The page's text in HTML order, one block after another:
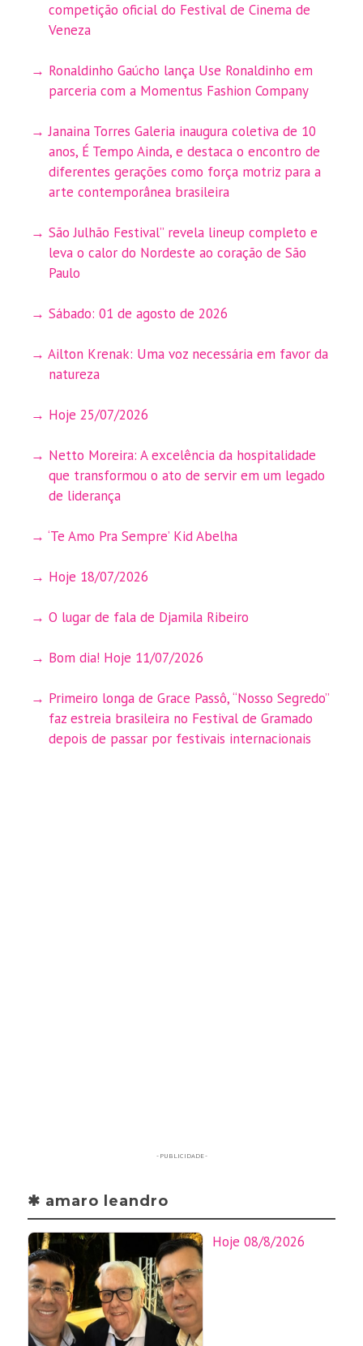
competição oficial do Festival de Cinema de
Veneza
Ronaldinho Gaúcho lança Use Ronaldinho em
parceria com a Momentus Fashion Company
Janaina Torres Galeria inaugura coletiva de 10
anos, É Tempo Ainda, e destaca o encontro de
diferentes gerações como força motriz para a
arte contemporânea brasileira
São Julhão Festival” revela lineup completo e
leva o calor do Nordeste ao coração de São
Paulo
Sábado: 01 de agosto de 2026
Ailton Krenak: Uma voz necessária em favor da
natureza
Hoje 25/07/2026
Netto Moreira: A excelência da hospitalidade
que transformou o ato de servir em um legado
de liderança
‘Te Amo Pra Sempre’ Kid Abelha
Hoje 18/07/2026
O lugar de fala de Djamila Ribeiro
Bom dia! Hoje 11/07/2026
Primeiro longa de Grace Passô, “Nosso Segredo”
faz estreia brasileira no Festival de Gramado
depois de passar por festivais internacionais
- PUBLICIDADE -
✱ amaro leandro
Hoje 08/8/2026